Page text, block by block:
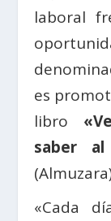
laboral
es
libro
saber
«Cada